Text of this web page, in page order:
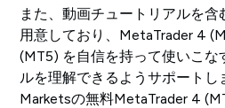
また、動画チュートリアルを
用意しており、MetaTrader 4
(MT5) を自信を持って使いこな
ルを理解できるようサポートし
Marketsの無料MetaTrader 4